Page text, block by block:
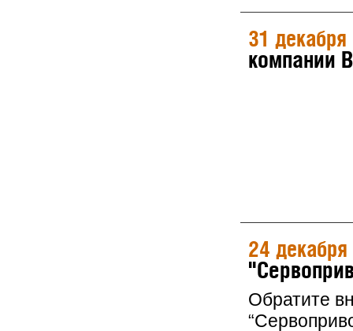
31
компании
24
Обратите